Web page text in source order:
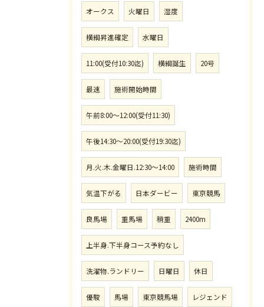
オークス 火曜日 湿度
横綱昇進確定 水曜日
11:00(受付10:30迄) 横綱誕生 20号
最速 施術開始時間
午前8:00〜12:00(受付11:30)
午後14:30〜20:00(受付19:30迄)
月.火.木.金曜日.12:30〜14:00 施術時間
気温下がる 日本ダービー 東京競馬
良馬場 重馬場 稍重 2400m
上半身.下半身コース予約なし
洗濯物.ランドリー 日曜日 休日
優駿 馬場 東京競馬場 レジェンド